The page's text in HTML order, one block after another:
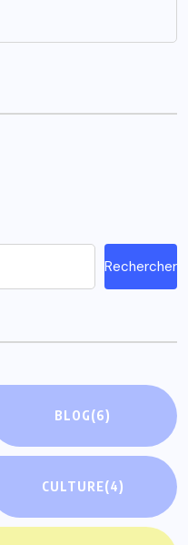
Rechercher
BLOG(6)
CULTURE(4)